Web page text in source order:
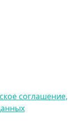
соглашение,